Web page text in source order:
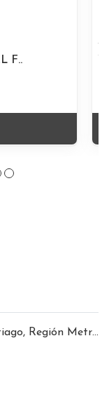
F..
Metropolitana, Chile